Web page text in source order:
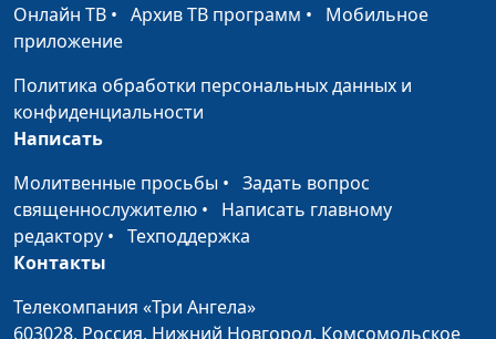
Библия и финансы.
Взятка: «за» и
«против»
Дмитрий Булатов,
священнослужитель;
Артем Сорокин,
бизнесмен
Можно ли
христианину быть
священнослужитель,
Дмитрий Булатов,
Онлайн ТВ • Архив ТВ программ • Мобильное
приложение
Политика обработки персональных данных и
конфиденциальности
Написать
Молитвенные просьбы • Задать вопрос
священнослужителю • Написать главному
редактору • Техподдержка
Контакты
Телекомпания «Три Ангела»
603028, Россия, Нижний Новгород, Комсомольское